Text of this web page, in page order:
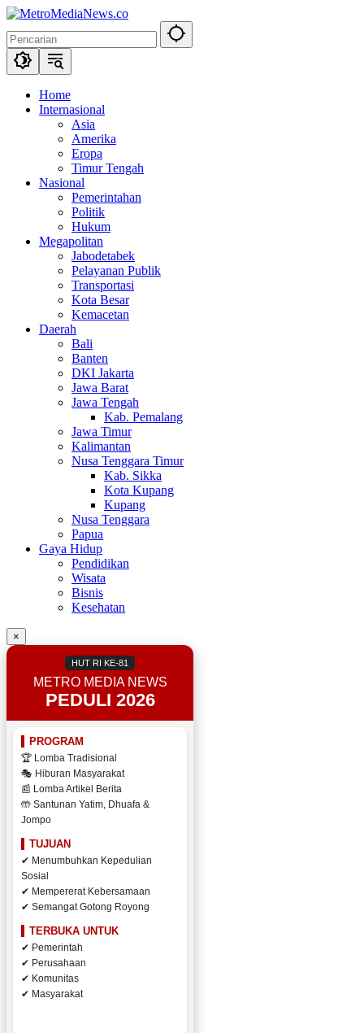
Langsung
konten
Home
Internasional
Asia
Amerika
Eropa
Timur Tengah
Nasional
Pemerintahan
Politik
Hukum
Megapolitan
Jabodetabek
Pelayanan Publik
Transportasi
Kota Besar
Kemacetan
Daerah
Bali
Banten
DKI Jakarta
Jawa Barat
Jawa Tengah
Kab. Pemalang
Jawa Timur
Kalimantan
Nusa Tenggara Timur
Kab. Sikka
Kota Kupang
Kupang
Nusa Tenggara
Papua
Gaya Hidup
Pendidikan
Wisata
Bisnis
Kesehatan
×
HUT RI KE-81
METRO MEDIA NEWS
PEDULI 2026
PROGRAM
🏆 Lomba Tradisional
🎭 Hiburan Masyarakat
📰 Lomba Artikel Berita
🤲 Santunan Yatim, Dhuafa &
Jompo
TUJUAN
✔ Menumbuhkan Kepedulian
Sosial
✔ Mempererat Kebersamaan
✔ Semangat Gotong Royong
TERBUKA UNTUK
✔ Pemerintah
✔ Perusahaan
✔ Komunitas
✔ Masyarakat